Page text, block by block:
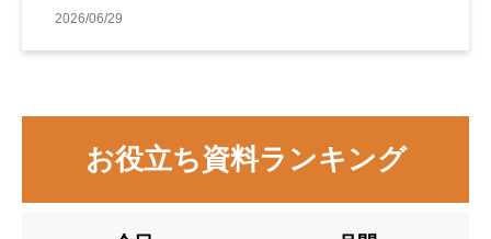
2026/06/29
お役立ち資料ランキング